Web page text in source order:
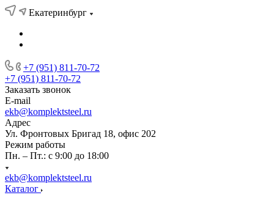
Екатеринбург
+7 (951) 811-70-72
+7 (951) 811-70-72
Заказать звонок
E-mail
ekb@komplektsteel.ru
Адрес
Ул. Фронтовых Бригад 18, офис 202
Режим работы
Пн. – Пт.: с 9:00 до 18:00
ekb@komplektsteel.ru
Каталог